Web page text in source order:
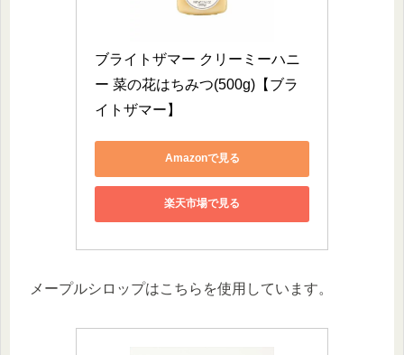
ブライトザマー クリーミーハニ
ー 菜の花はちみつ(500g)【ブラ
イトザマー】
Amazonで見る
楽天市場で見る
メープルシロップはこちらを使用しています。